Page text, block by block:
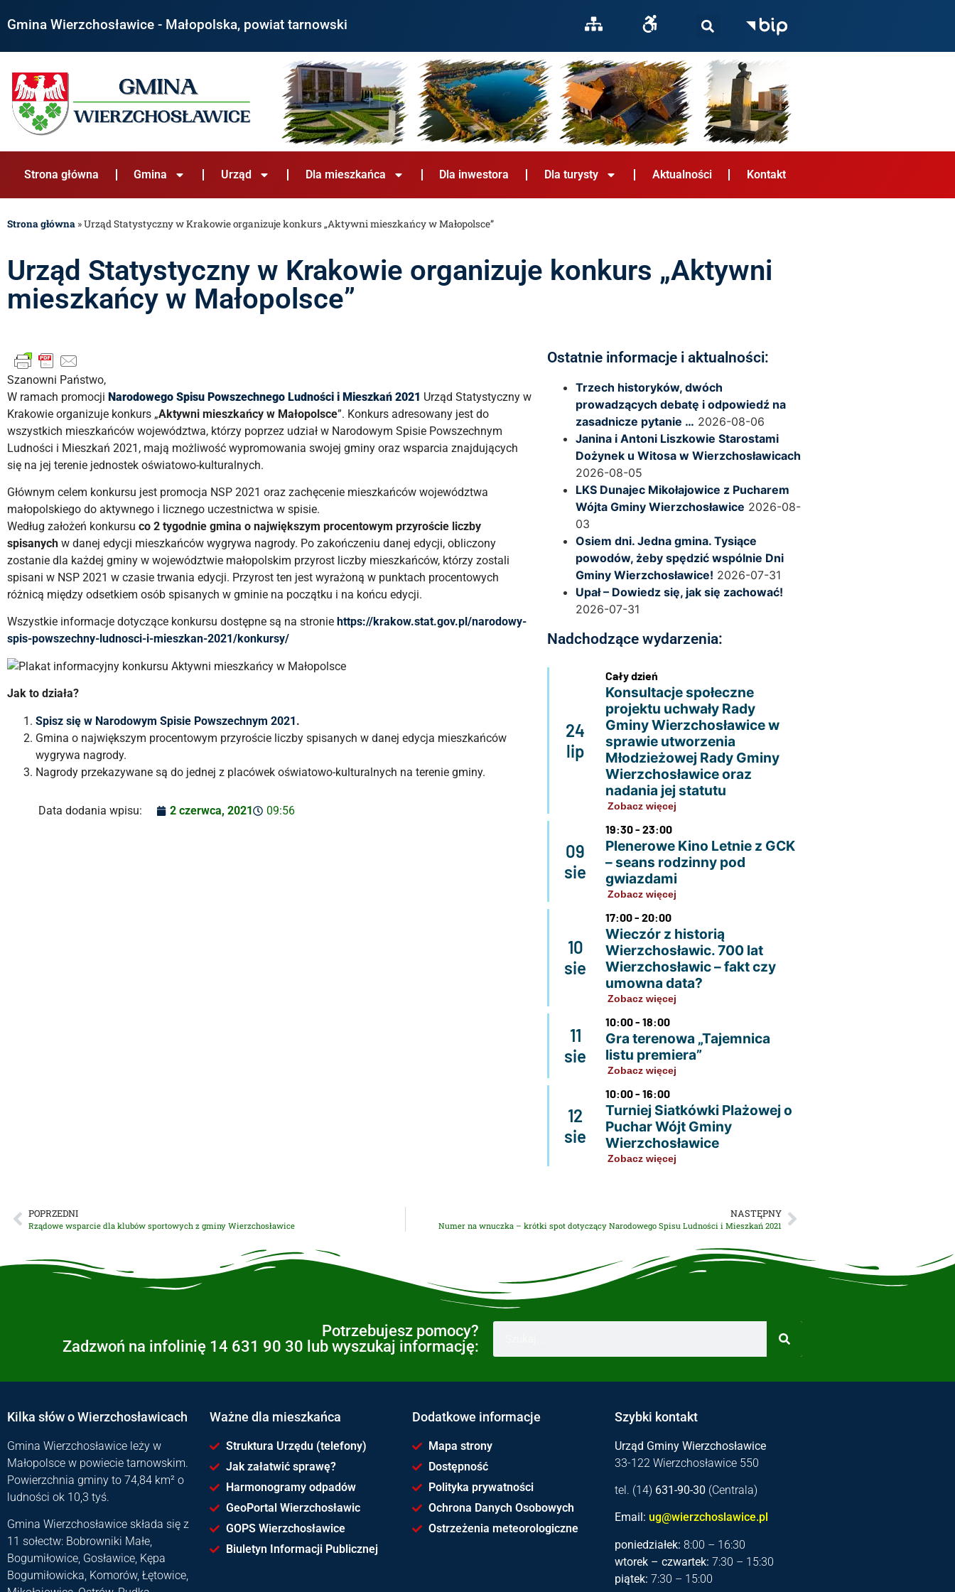
Gmina Wierzchosławice - Małopolska, powiat tarnowski
Strona główna Gmina Urząd Dla mieszkańca Dla inwestora Dla turysty Aktualności Kontakt
Strona główna »Urząd Statystyczny w Krakowie organizuje konkurs „Aktywni mieszkańcy w Małopolsce”
Urząd Statystyczny w Krakowie organizuje konkurs „Aktywni
mieszkańcy w Małopolsce”
Szanowni Państwo,
W ramach promocji Narodowego Spisu Powszechnego Ludności i Mieszkań 2021 Urząd Statystyczny w
Krakowie organizuje konkurs „Aktywni mieszkańcy w Małopolsce”. Konkurs adresowany jest do
wszystkich mieszkańców województwa, którzy poprzez udział w Narodowym Spisie Powszechnym
Ludności i Mieszkań 2021, mają możliwość wypromowania swojej gminy oraz wsparcia znajdujących
się na jej terenie jednostek oświatowo-kulturalnych.
Głównym celem konkursu jest promocja NSP 2021 oraz zachęcenie mieszkańców województwa
małopolskiego do aktywnego i licznego uczestnictwa w spisie.
Według założeń konkursu co 2 tygodnie gmina o największym procentowym przyroście liczby
spisanych w danej edycji mieszkańców wygrywa nagrody. Po zakończeniu danej edycji, obliczony
zostanie dla każdej gminy w województwie małopolskim przyrost liczby mieszkańców, którzy zostali
spisani w NSP 2021 w czasie trwania edycji. Przyrost ten jest wyrażoną w punktach procentowych
różnicą między odsetkiem osób spisanych w gminie na początku i na końcu edycji.
Wszystkie informacje dotyczące konkursu dostępne są na stronie https://krakow.stat.gov.pl/narodowy-
spis-powszechny-ludnosci-i-mieszkan-2021/konkursy/
Jak to działa?
Spisz się w Narodowym Spisie Powszechnym 2021.
Gmina o największym procentowym przyroście liczby spisanych w danej edycja mieszkańców
wygrywa nagrody.
Nagrody przekazywane są do jednej z placówek oświatowo-kulturalnych na terenie gminy.
Data dodania wpisu: 2 czerwca, 2021 09:56
Ostatnie informacje i aktualności:
Trzech historyków, dwóch
prowadzących debatę i odpowiedź na
zasadnicze pytanie … 2026-08-06
Janina i Antoni Liszkowie Starostami
Dożynek u Witosa w Wierzchosławicach
2026-08-05
LKS Dunajec Mikołajowice z Pucharem
Wójta Gminy Wierzchosławice 2026-08-
03
Osiem dni. Jedna gmina. Tysiące
powodów, żeby spędzić wspólnie Dni
Gminy Wierzchosławice! 2026-07-31
Upał – Dowiedz się, jak się zachować!
2026-07-31
Nadchodzące wydarzenia:
24
lip
Cały dzień
Konsultacje społeczne
projektu uchwały Rady
Gminy Wierzchosławice w
sprawie utworzenia
Młodzieżowej Rady Gminy
Wierzchosławice oraz
nadania jej statutu
Zobacz więcej
09
sie
19:30 - 23:00
Plenerowe Kino Letnie z GCK
– seans rodzinny pod
gwiazdami
Zobacz więcej
10
sie
17:00 - 20:00
Wieczór z historią
Wierzchosławic. 700 lat
Wierzchosławic – fakt czy
umowna data?
Zobacz więcej
11
sie
10:00 - 18:00
Gra terenowa „Tajemnica
listu premiera”
Zobacz więcej
12
sie
10:00 - 16:00
Turniej Siatkówki Plażowej o
Puchar Wójt Gminy
Wierzchosławice
Zobacz więcej
POPRZEDNI
Rządowe wsparcie dla klubów sportowych z gminy Wierzchosławice
NASTĘPNY
Numer na wnuczka – krótki spot dotyczący Narodowego Spisu Ludności i Mieszkań 2021
Potrzebujesz pomocy?
Zadzwoń na infolinię 14 631 90 30 lub wyszukaj informację:
Kilka słów o Wierzchosławicach
Gmina Wierzchosławice leży w
Małopolsce w powiecie tarnowskim.
Powierzchnia gminy to 74,84 km² o
ludności ok 10,3 tyś.
Gmina Wierzchosławice składa się z
11 sołectw: Bobrowniki Małe,
Bogumiłowice, Gosławice, Kępa
Bogumiłowicka, Komorów, Łętowice,
Ważne dla mieszkańca
Struktura Urzędu (telefony)
Jak załatwić sprawę?
Harmonogramy odpadów
GeoPortal Wierzchosławic
GOPS Wierzchosławice
Biuletyn Informacji Publicznej
Dodatkowe informacje
Mapa strony
Dostępność
Polityka prywatności
Ochrona Danych Osobowych
Ostrzeżenia meteorologiczne
Szybki kontakt
Urząd Gminy Wierzchosławice
33-122 Wierzchosławice 550
tel. (14) 631-90-30 (Centrala)
Email: ug@wierzchoslawice.pl
poniedziałek: 8:00 – 16:30
wtorek – czwartek: 7:30 – 15:30
piątek: 7:30 – 15:00